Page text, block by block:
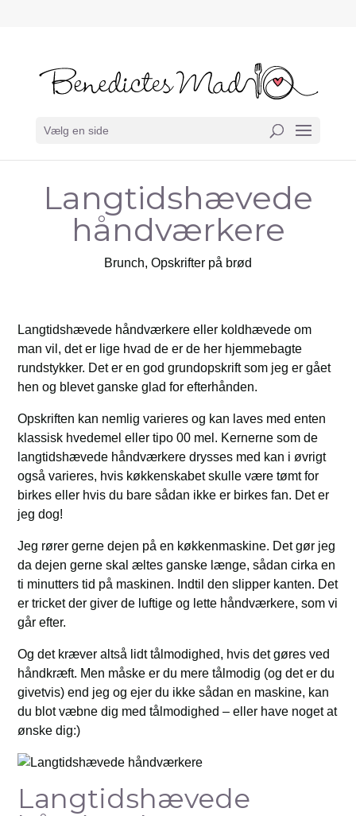
Vælg en side
Langtidshævede
håndværkere
Brunch, Opskrifter på brød
Langtidshævede håndværkere eller koldhævede om
man vil, det er lige hvad de er de her hjemmebagte
rundstykker. Det er en god grundopskrift som jeg er gået
hen og blevet ganske glad for efterhånden.
Opskriften kan nemlig varieres og kan laves med enten
klassisk hvedemel eller tipo 00 mel. Kernerne som de
langtidshævede håndværkere drysses med kan i øvrigt
også varieres, hvis køkkenskabet skulle være tømt for
birkes eller hvis du bare sådan ikke er birkes fan. Det er
jeg dog!
Jeg rører gerne dejen på en køkkenmaskine. Det gør jeg
da dejen gerne skal æltes ganske længe, sådan cirka en
ti minutters tid på maskinen. Indtil den slipper kanten. Det
er tricket der giver de luftige og lette håndværkere, som vi
går efter.
Og det kræver altså lidt tålmodighed, hvis det gøres ved
håndkræft. Men måske er du mere tålmodig (og det er du
givetvis) end jeg og ejer du ikke sådan en maskine, kan
du blot væbne dig med tålmodighed – eller have noget at
ønske dig:)
Langtidshævede